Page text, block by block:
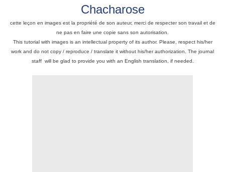
Chacharose
cette leçon en images est la propriété de son auteur, merci de respecter son travail et de
ne pas en faire une copie sans son autorisation.
This tutorial with images is an intellectual property of its author. Please, respect his/her
work and do not copy / reproduce / translate it without his/her authorization. The journal
staff will be glad to provide you with an English translation, if needed.